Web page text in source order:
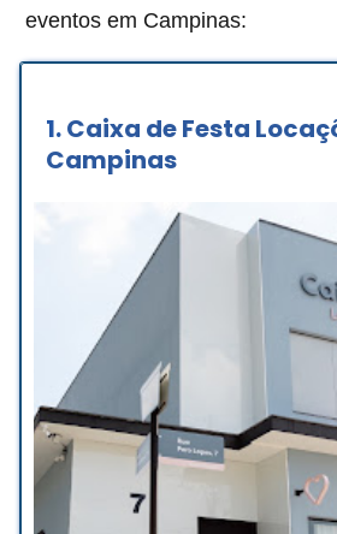
eventos em Campinas:
1.Caixa de Festa
Campinas